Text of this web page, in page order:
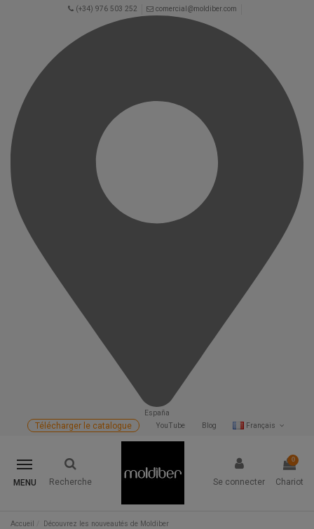
(+34) 976 503 252 comercial@moldiber.com
España
Français
Blog
YouTube
Télécharger le catalogue
MENU Recherche Se connecter
0
Chariot
Accueil Découvrez les nouveautés de Moldiber